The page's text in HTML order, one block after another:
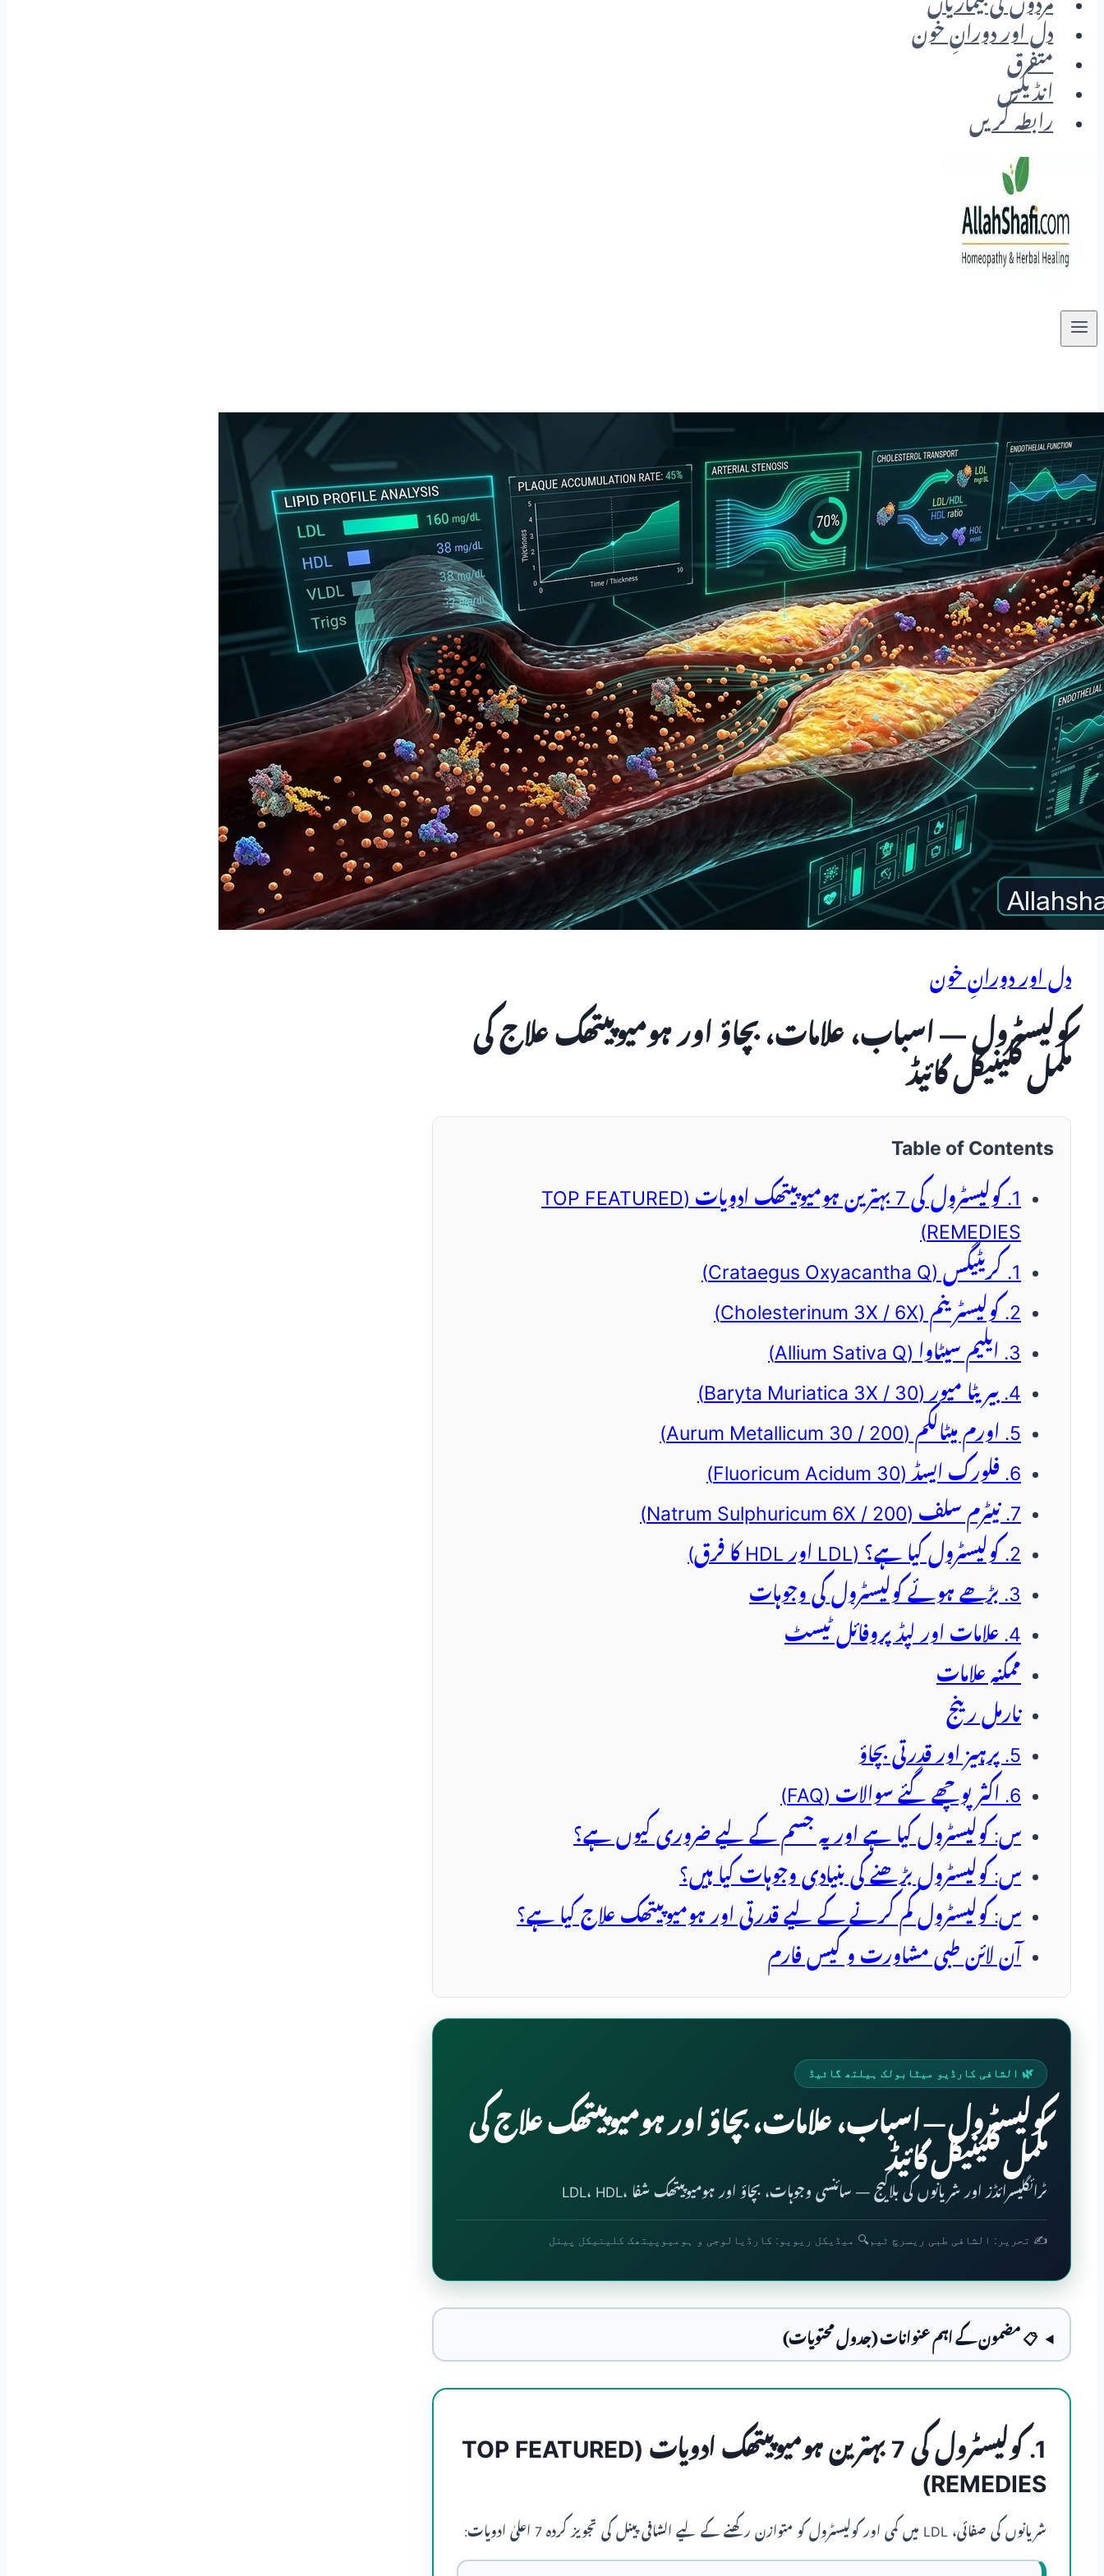
مردوں کی بیماریاں
دل اور دورانِ خون
متفرق
انڈیکس
رابطہ کریں
دل اور دورانِ خون
کولیسٹرول — اسباب، علامات، بچاؤ اور ہومیوپیتھک علاج کی
مکمل کلینیکل گائیڈ
Table of Contents
1. کولیسٹرول کی 7 بہترین ہومیوپیتھک ادویات (TOP FEATURED
REMEDIES)
1. کریٹیگس (Crataegus Oxyacantha Q)
2. کولیسٹرینم (Cholesterinum 3X / 6X)
3. ایلیم سیٹاوا (Allium Sativa Q)
4. بیریٹا میور (Baryta Muriatica 3X / 30)
5. اورم میٹالکم (Aurum Metallicum 30 / 200)
6. فلورک ایسڈ (Fluoricum Acidum 30)
7. نیٹرم سلف (Natrum Sulphuricum 6X / 200)
2. کولیسٹرول کیا ہے؟ (LDL اور HDL کا فرق)
3. بڑھے ہوئے کولیسٹرول کی وجوہات
4. علامات اور لپڈ پروفائل ٹیسٹ
ممکنہ علامات
نارمل رینج
5. پرہیز اور قدرتی بچاؤ
6. اکثر پوچھے گئے سوالات (FAQ)
س: کولیسٹرول کیا ہے اور یہ جسم کے لیے ضروری کیوں ہے؟
س: کولیسٹرول بڑھنے کی بنیادی وجوہات کیا ہیں؟
س: کولیسٹرول کم کرنے کے لیے قدرتی اور ہومیوپیتھک علاج کیا ہے؟
آن لائن طبی مشاورت و کیس فارم
🌿 الشافی کارڈیو میٹابولک ہیلتھ گائیڈ
کولیسٹرول — اسباب، علامات، بچاؤ اور ہومیوپیتھک علاج کی
مکمل کلینیکل گائیڈ
LDL، HDL، ٹرائگلیسرائڈز اور شریانوں کی بلاکیج — سائنسی وجوہات، بچاؤ اور ہومیوپیتھک شفا
✍️ تحریر: الشافی طبی ریسرچ ٹیم🔍 میڈیکل ریویو: کارڈیالوجی و ہومیوپیتھک کلینیکل پینل
📋 مضمون کے اہم عنوانات (جدول محتویات)
1. کولیسٹرول کی 7 بہترین ہومیوپیتھک ادویات (TOP FEATURED
REMEDIES)
شریانوں کی صفائی، LDL میں کمی اور کولیسٹرول کو متوازن رکھنے کے لیے الشافی پینل کی تجویز کردہ 7 اعلیٰ ادویات: